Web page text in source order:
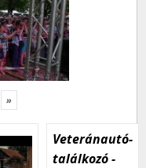
»
Veteránautó-
találkozó -